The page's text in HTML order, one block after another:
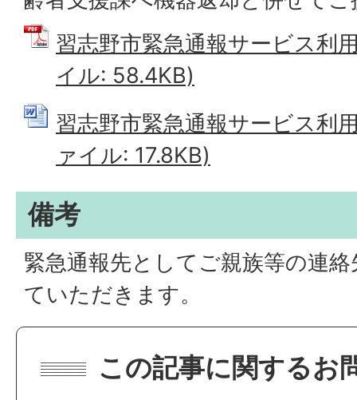
習志野市緊急通報サービス利
イル: 58.4KB)
習志野市緊急通報サービス利
ァイル: 17.8KB)
備考
緊急通報先としてご親族等の連
ていただきます。
この記事に関するお